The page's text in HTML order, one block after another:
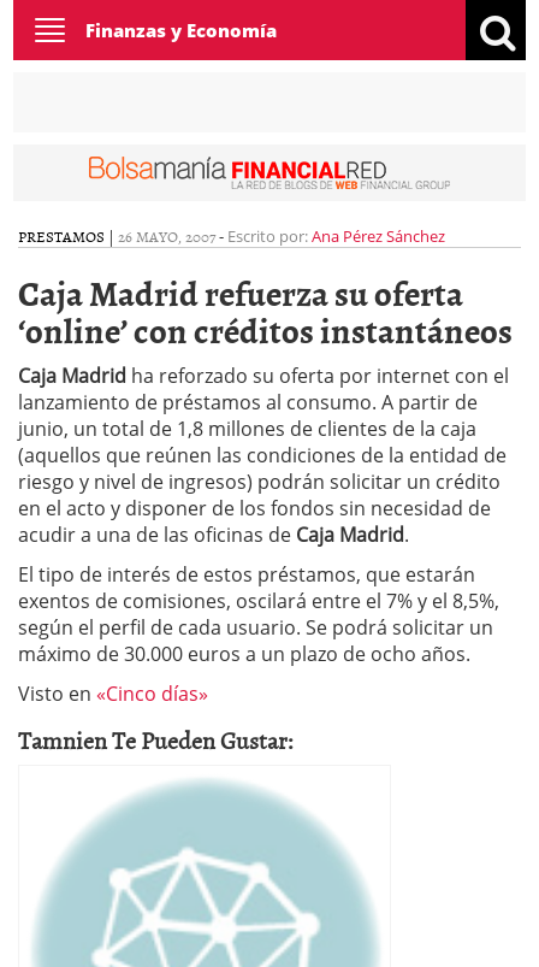
Toggle
navigation
Finanzas y Economía
PRESTAMOS | 26 MAYO, 2007- Escrito por:Ana Pérez Sánchez
Caja Madrid refuerza su oferta
‘online’ con créditos instantáneos
Caja Madrid ha reforzado su oferta por internet con el
lanzamiento de préstamos al consumo. A partir de
junio, un total de 1,8 millones de clientes de la caja
(aquellos que reúnen las condiciones de la entidad de
riesgo y nivel de ingresos) podrán solicitar un crédito
en el acto y disponer de los fondos sin necesidad de
acudir a una de las oficinas de Caja Madrid.
El tipo de interés de estos préstamos, que estarán
exentos de comisiones, oscilará entre el 7% y el 8,5%,
según el perfil de cada usuario. Se podrá solicitar un
máximo de 30.000 euros a un plazo de ocho años.
Visto en «Cinco días»
Tamnien Te Pueden Gustar: